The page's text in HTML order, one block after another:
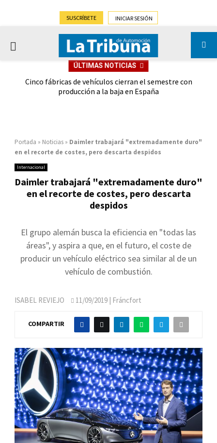
SUSCRÍBETE INICIAR SESIÓN
PRIMARY
ÚLTIMAS NOTICIAS
Cinco fábricas de vehículos cierran el semestre con
producción a la baja en España
Portada » Noticias » Daimler trabajará "extremadamente duro"
en el recorte de costes, pero descarta despidos
Internacional
Daimler trabajará "extremadamente duro"
en el recorte de costes, pero descarta
despidos
El grupo alemán busca la eficiencia en "todas las
áreas", y aspira a que, en el futuro, el coste de
producir un vehículo eléctrico sea similar al de un
vehículo de combustión.
ISABEL REVIEJO 11/09/2019 | Fráncfort
COMPARTIR